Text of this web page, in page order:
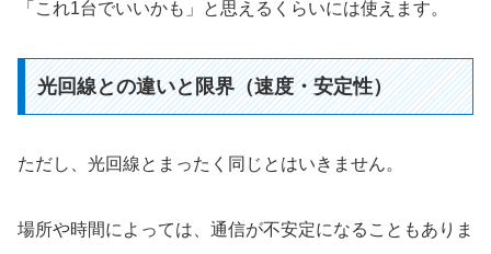
「これ1台でいいかも」と思えるくらいには使えます。
光回線との違いと限界（速度・安定性）
ただし、光回線とまったく同じとはいきません。
場所や時間によっては、通信が不安定になることもありま